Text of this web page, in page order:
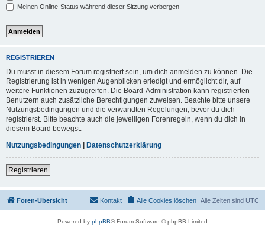
Meinen Online-Status während dieser Sitzung verbergen
REGISTRIEREN
Du musst in diesem Forum registriert sein, um dich anmelden zu können. Die
Registrierung ist in wenigen Augenblicken erledigt und ermöglicht dir, auf
weitere Funktionen zuzugreifen. Die Board-Administration kann registrierten
Benutzern auch zusätzliche Berechtigungen zuweisen. Beachte bitte unsere
Nutzungsbedingungen und die verwandten Regelungen, bevor du dich
registrierst. Bitte beachte auch die jeweiligen Forenregeln, wenn du dich in
diesem Board bewegst.
Nutzungsbedingungen | Datenschutzerklärung
Registrieren
Foren-Übersicht Alle Zeiten sind UTC
Alle Cookies löschen
Kontakt
Powered by phpBB® Forum Software © phpBB Limited